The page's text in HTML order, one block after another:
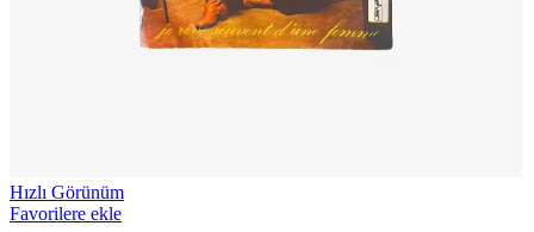
Hızlı Görünüm
Favorilere ekle